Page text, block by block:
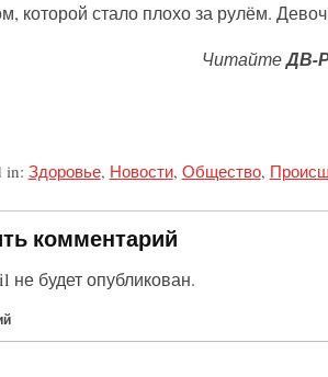
которой стало плохо за рулём.
ЧитайтеДВ-
in: Здоровье, Новости, Общество,
комментарий
не будет опубликован.